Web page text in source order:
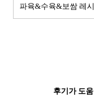
파육&수육&보쌈 레
후기가 도